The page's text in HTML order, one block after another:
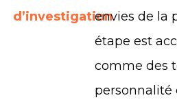
d’investigationenvies de la
étape est
comme des
personnalité